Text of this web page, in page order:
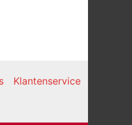
Klantenservice